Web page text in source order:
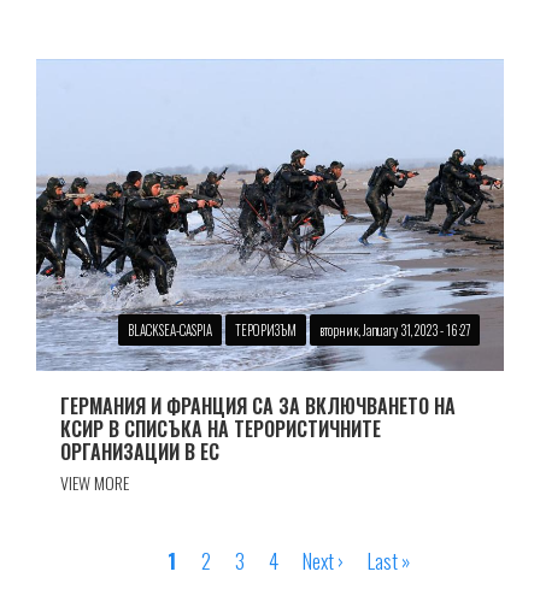
BLACKSEA-CASPIA ТЕРОРИЗЪМ вторник, January 31, 2023 - 16:27
ГЕРМАНИЯ И ФРАНЦИЯ СА ЗА ВКЛЮЧВАНЕТО НА
КСИР В СПИСЪКА НА ТЕРОРИСТИЧНИТЕ
ОРГАНИЗАЦИИ В ЕС
VIEW MORE
Страница
1 Страница
2 Страница
3 Страница
4
Next
Next ›
Last
Last »